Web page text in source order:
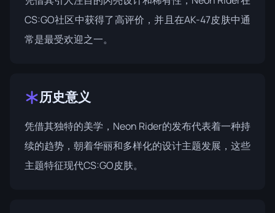
CS:GO社区中获得了高评价，并且在AK-47皮肤中通
常是最受欢迎之一。
历史意义
凭借其独特的美学，Neon Rider的发布代表着一种持
续的趋势，朝着华丽和多样化的设计主题发展，这些
主题特征现代CS:GO皮肤。